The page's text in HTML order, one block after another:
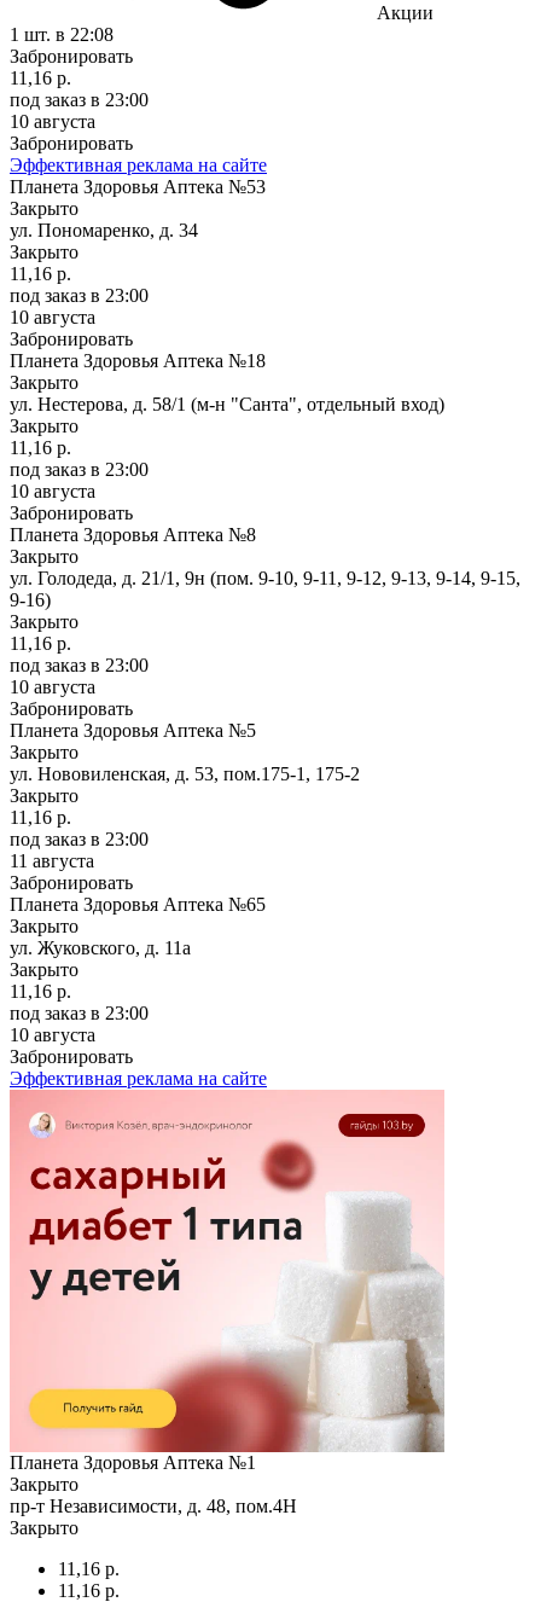
Акции
1 шт. в 22:08
Забронировать
11,16 р.
под заказ в 23:00
10 августа
Забронировать
Эффективная реклама на сайте
Планета Здоровья Аптека №53
Закрыто
ул. Пономаренко, д. 34
Закрыто
11,16 р.
под заказ в 23:00
10 августа
Забронировать
Планета Здоровья Аптека №18
Закрыто
ул. Нестерова, д. 58/1 (м-н "Санта", отдельный вход)
Закрыто
11,16 р.
под заказ в 23:00
10 августа
Забронировать
Планета Здоровья Аптека №8
Закрыто
ул. Голодеда, д. 21/1, 9н (пом. 9-10, 9-11, 9-12, 9-13, 9-14, 9-15,
9-16)
Закрыто
11,16 р.
под заказ в 23:00
10 августа
Забронировать
Планета Здоровья Аптека №5
Закрыто
ул. Нововиленская, д. 53, пом.175-1, 175-2
Закрыто
11,16 р.
под заказ в 23:00
11 августа
Забронировать
Планета Здоровья Аптека №65
Закрыто
ул. Жуковского, д. 11а
Закрыто
11,16 р.
под заказ в 23:00
10 августа
Забронировать
Эффективная реклама на сайте
Планета Здоровья Аптека №1
Закрыто
пр-т Независимости, д. 48, пом.4Н
Закрыто
11,16 р.
11,16 р.